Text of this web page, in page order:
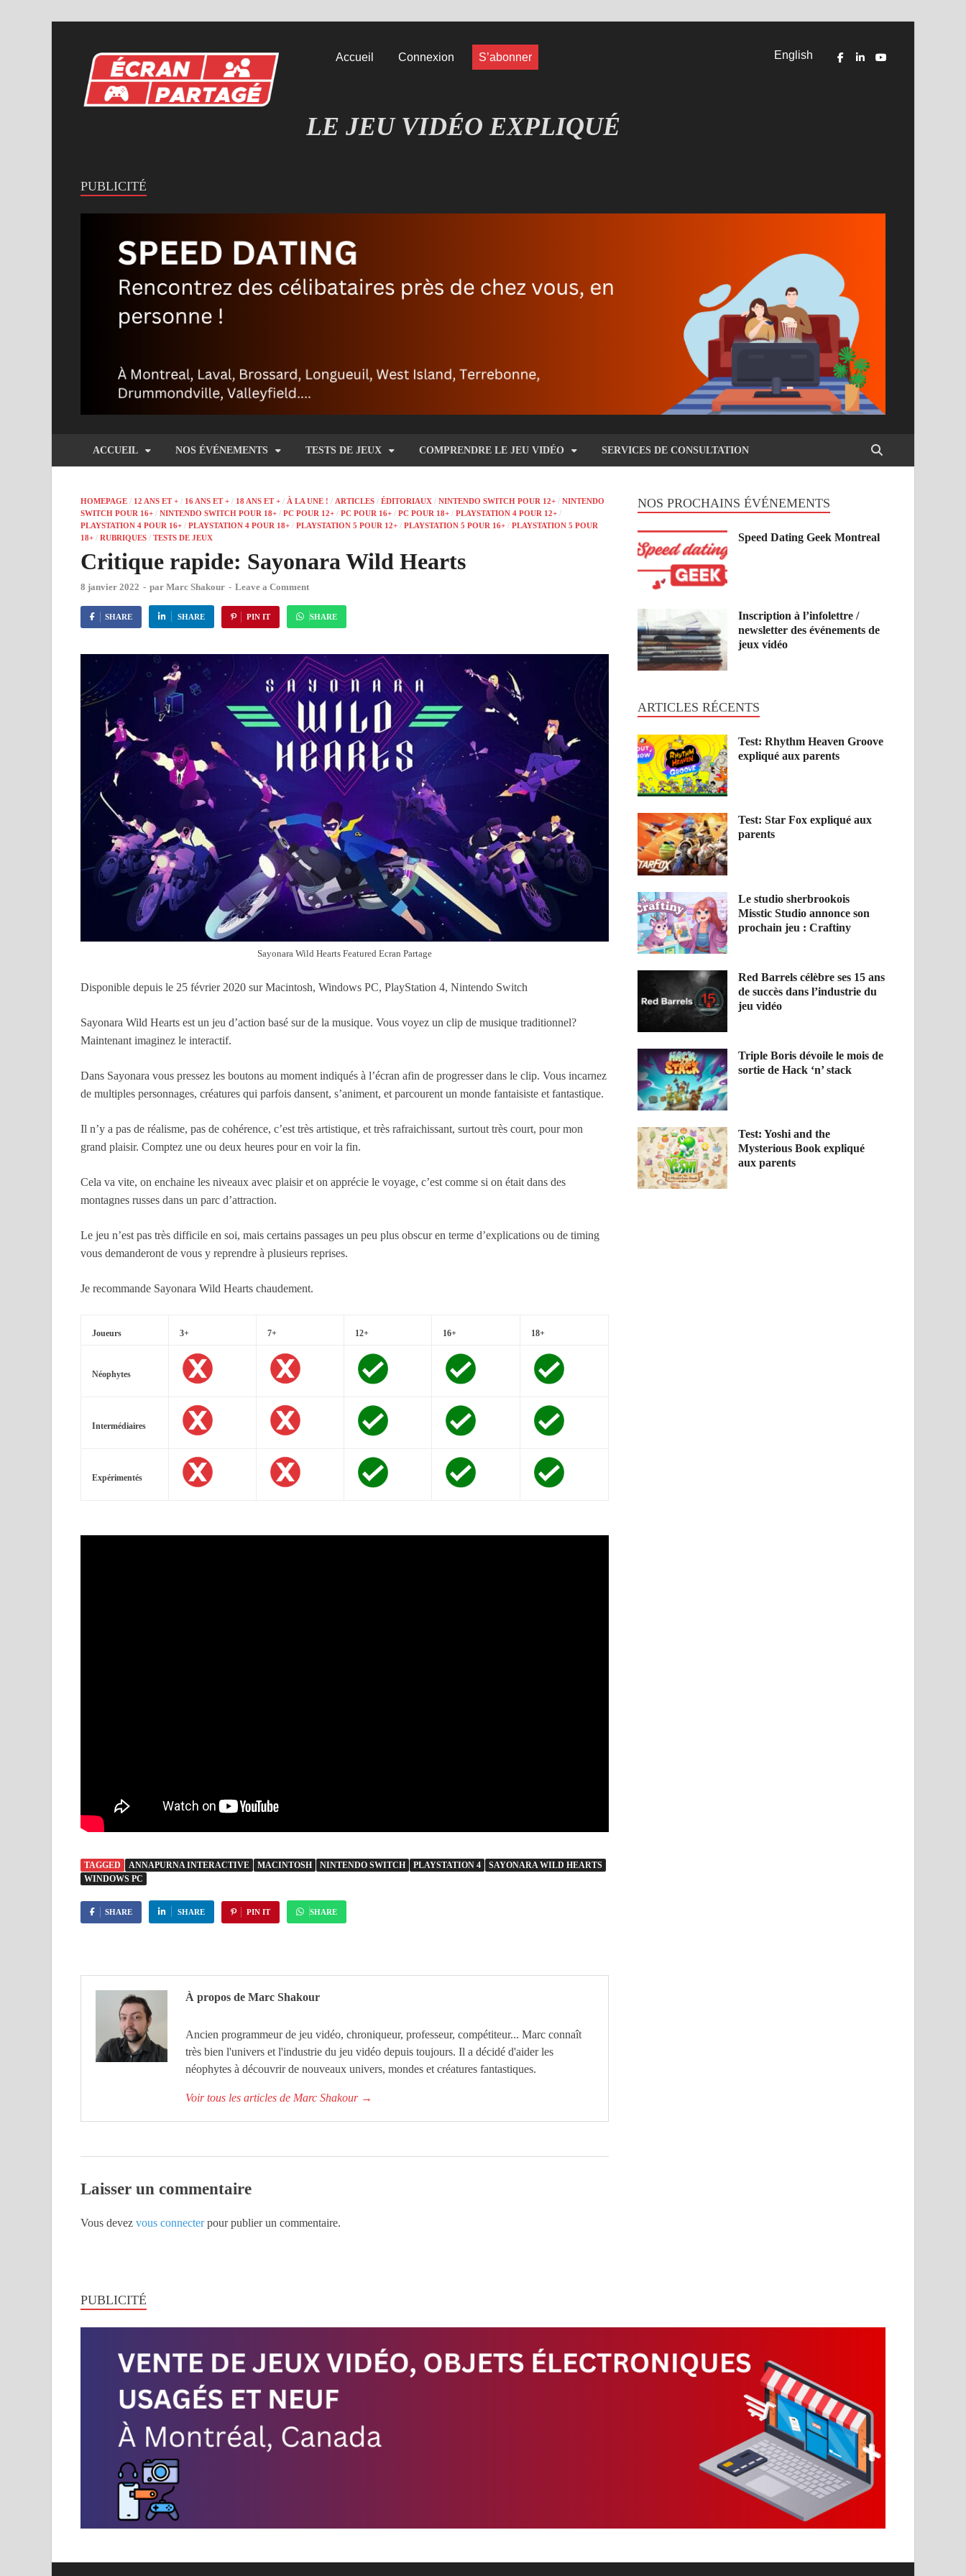
Accueil Connexion S’abonner English
MIEUX COMPRENDRE LES JEUX VIDÉO
LE JEU VIDÉO EXPLIQUÉ
PUBLICITÉ
ACCUEIL NOS ÉVÉNEMENTS TESTS DE JEUX COMPRENDRE LE JEU VIDÉO SERVICES DE CONSULTATION
HOMEPAGE / 12 ANS ET + / 16 ANS ET + / 18 ANS ET + / À LA UNE ! / ARTICLES / ÉDITORIAUX / NINTENDO SWITCH POUR 12+ / NINTENDO
SWITCH POUR 16+ / NINTENDO SWITCH POUR 18+ / PC POUR 12+ / PC POUR 16+ / PC POUR 18+ / PLAYSTATION 4 POUR 12+ /
PLAYSTATION 4 POUR 16+ / PLAYSTATION 4 POUR 18+ / PLAYSTATION 5 POUR 12+ / PLAYSTATION 5 POUR 16+ / PLAYSTATION 5 POUR
18+ / RUBRIQUES / TESTS DE JEUX
Critique rapide: Sayonara Wild Hearts
8 janvier 2022 - par Marc Shakour - Leave a Comment
SHARE SHARE PIN IT SHARE
Sayonara Wild Hearts Featured Ecran Partage
Disponible depuis le 25 février 2020 sur Macintosh, Windows PC, PlayStation 4, Nintendo Switch
Sayonara Wild Hearts est un jeu d’action basé sur de la musique. Vous voyez un clip de musique traditionnel?
Maintenant imaginez le interactif.
Dans Sayonara vous pressez les boutons au moment indiqués à l’écran afin de progresser dans le clip. Vous incarnez
de multiples personnages, créatures qui parfois dansent, s’animent, et parcourent un monde fantaisiste et fantastique.
Il n’y a pas de réalisme, pas de cohérence, c’est très artistique, et très rafraichissant, surtout très court, pour mon
grand plaisir. Comptez une ou deux heures pour en voir la fin.
Cela va vite, on enchaine les niveaux avec plaisir et on apprécie le voyage, c’est comme si on était dans des
montagnes russes dans un parc d’attraction.
Le jeu n’est pas très difficile en soi, mais certains passages un peu plus obscur en terme d’explications ou de timing
vous demanderont de vous y reprendre à plusieurs reprises.
Je recommande Sayonara Wild Hearts chaudement.
Joueurs 3+ 7+ 12+ 16+ 18+
Néophytes
Intermédiaires
Expérimentés
TAGGED ANNAPURNA INTERACTIVE MACINTOSH NINTENDO SWITCH PLAYSTATION 4
SAYONARA WILD HEARTS
WINDOWS PC
SHARE SHARE PIN IT SHARE
À propos de Marc Shakour
Ancien programmeur de jeu vidéo, chroniqueur, professeur, compétiteur... Marc connaît
très bien l'univers et l'industrie du jeu vidéo depuis toujours. Il a décidé d'aider les
néophytes à découvrir de nouveaux univers, mondes et créatures fantastiques.
Voir tous les articles de Marc Shakour →
Laisser un commentaire
Vous devez vous connecterpour publier un commentaire.
NOS PROCHAINS ÉVÉNEMENTS
Speed Dating Geek Montreal
Inscription à l’infolettre /
newsletter des événements de
jeux vidéo
ARTICLES RÉCENTS
Test: Rhythm Heaven Groove
expliqué aux parents
Test: Star Fox expliqué aux
parents
Le studio sherbrookois
Misstic Studio annonce son
prochain jeu : Craftiny
Red Barrels célèbre ses 15 ans
de succès dans l’industrie du
jeu vidéo
Triple Boris dévoile le mois de
sortie de Hack ‘n’ stack
Test: Yoshi and the
Mysterious Book expliqué
aux parents
PUBLICITÉ